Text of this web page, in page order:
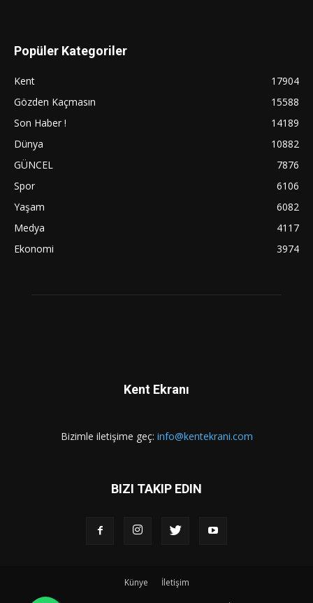
Popüler Kategoriler
Kent
17904
Gözden Kaçmasın
15588
Son Haber !
14189
Dünya
10882
GÜNCEL
7876
Spor
6106
Yaşam
6082
Medya
4117
Ekonomi
3974
Kent Ekranı
Bizimle iletişime geç: info@kentekrani.com
BIZI TAKIP EDIN
Künye İletişim